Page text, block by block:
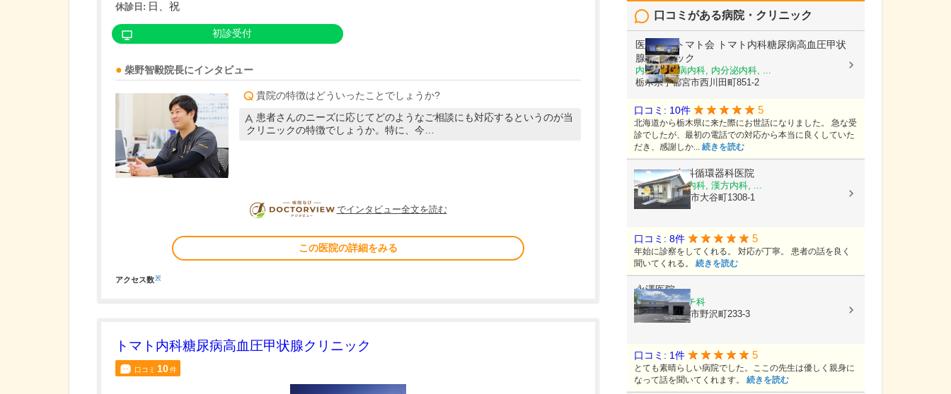
休診日: 日、祝
初診受付
柴野智毅院長にインタビュー
貴院の特徴はどういったことでしょうか?
患者さんのニーズに応じてどのようなご相談にも対応するというのが当
クリニックの特徴でしょうか。特に、今…
DOCTORVIEW
でインタビュー全文を読む
この医院の詳細をみる
アクセス数※
トマト内科糖尿病高血圧甲状腺クリニック
口コミ 10件
口コミがある病院・クリニック
医療法人トマト会 トマト内科糖尿病高血圧甲状
腺クリニック
内科, 糖尿病内科, 内分泌内科, ...
栃木県宇都宮市西川田町851-2
口コミ: 10件 5
北海道から栃木県に来た際にお世話になりました。 急な受
診でしたが、最初の電話での対応から本当に良くしていた
だき、感謝しか... 続きを読む
わたなべ内科循環器科医院
内科, 循環器内科, 漢方内科, ...
栃木県宇都宮市大谷町1308-1
口コミ: 8件 5
年始に診察をしてくれる。 対応が丁寧。 患者の話を良く
聞いてくれる。 続きを読む
永澤医院
内科, リウマチ科
栃木県宇都宮市野沢町233-3
口コミ: 1件 5
とても素晴らしい病院でした。ここの先生は優しく親身に
なって話を聞いてくれます。 続きを読む